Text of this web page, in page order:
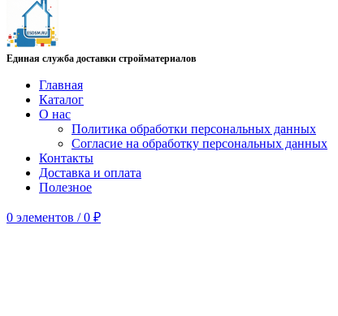
Единая служба доставки стройматериалов
Главная
Каталог
О нас
Политика обработки персональных данных
Согласие на обработку персональных данных
Контакты
Доставка и оплата
Полезное
0 элементов / 0 ₽